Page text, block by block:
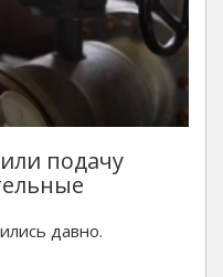
подачу
давно.